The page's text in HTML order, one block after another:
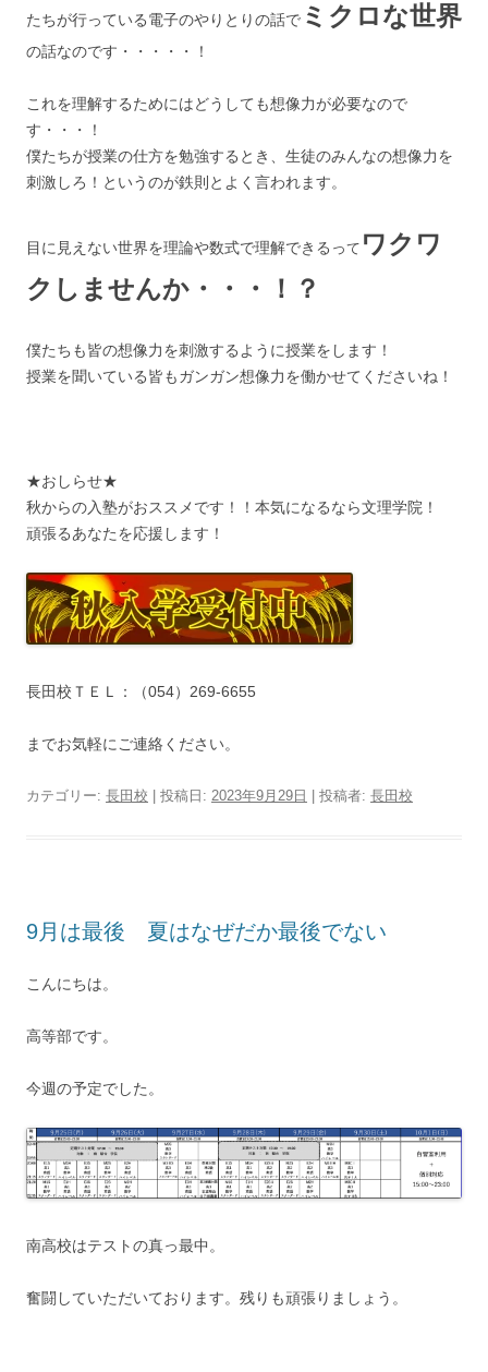
たちが行っている電子のやりとりの話で ミクロな世界
の話なのです・・・・・！
これを理解するためにはどうしても想像力が必要なので
す・・・！
僕たちが授業の仕方を勉強するとき、生徒のみんなの想像力を
刺激しろ！というのが鉄則とよく言われます。
目に見えない世界を理論や数式で理解できるって ワクワ
クしませんか・・・！？
僕たちも皆の想像力を刺激するように授業をします！
授業を聞いている皆もガンガン想像力を働かせてくださいね！
★おしらせ★
秋からの入塾がおススメです！！本気になるなら文理学院！
頑張るあなたを応援します！
長田校ＴＥＬ：（054）269-6655
までお気軽にご連絡ください。
カテゴリー: 長田校 | 投稿日: 2023年9月29日 投稿者: 長田校
9月は最後 夏はなぜだか最後でない
こんにちは。
高等部です。
今週の予定でした。
南高校はテストの真っ最中。
奮闘していただいております。残りも頑張りましょう。